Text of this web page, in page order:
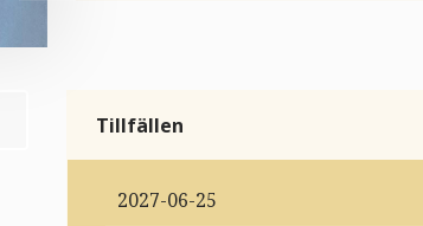
Tillfällen
2027-06-25